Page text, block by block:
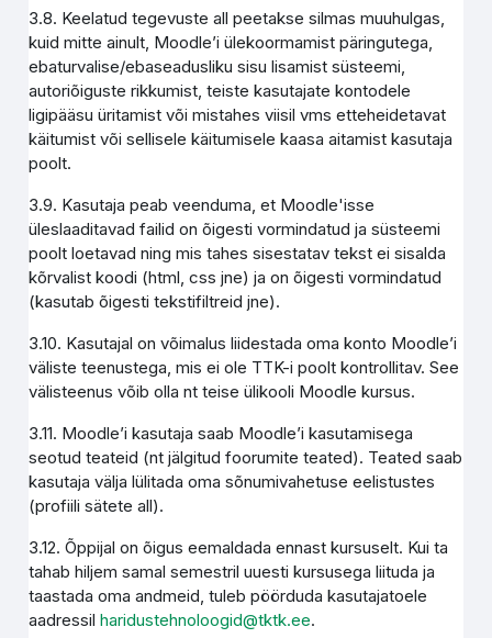
3.8. Keelatud tegevuste all peetakse silmas muuhulgas,
kuid mitte ainult, Moodle’i ülekoormamist päringutega,
ebaturvalise/ebaseadusliku sisu lisamist süsteemi,
autoriõiguste rikkumist, teiste kasutajate kontodele
ligipääsu üritamist või mistahes viisil vms etteheidetavat
käitumist või sellisele käitumisele kaasa aitamist kasutaja
poolt.
3.9. Kasutaja peab veenduma, et Moodle'isse
üleslaaditavad failid on õigesti vormindatud ja süsteemi
poolt loetavad ning mis tahes sisestatav tekst ei sisalda
kõrvalist koodi (html, css jne) ja on õigesti vormindatud
(kasutab õigesti tekstifiltreid jne).
3.10. Kasutajal on võimalus liidestada oma konto Moodle’i
väliste teenustega, mis ei ole TTK-i poolt kontrollitav. See
välisteenus võib olla nt teise ülikooli Moodle kursus.
3.11. Moodle’i kasutaja saab Moodle’i kasutamisega
seotud teateid (nt jälgitud foorumite teated). Teated saab
kasutaja välja lülitada oma sõnumivahetuse eelistustes
(profiili sätete all).
3.12. Õppijal on õigus eemaldada ennast kursuselt. Kui ta
tahab hiljem samal semestril uuesti kursusega liituda ja
taastada oma andmeid, tuleb pöörduda kasutajatoele
aadressilharidustehnoloogid@tktk.ee.